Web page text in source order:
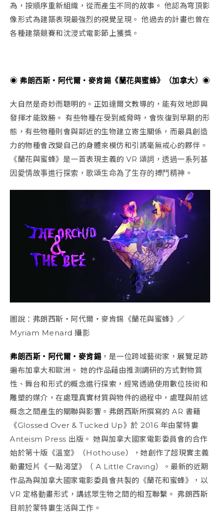
為，按順序重新組織，從而產生不同的故事。 他認為穹頂影
像形式為建築表現最強烈的視覺呈現。 他過去的計畫也曾在
各種建築競賽和沈浸式電影節上獲獎。
◉ 弗朗西斯・阿代爾・麥肯錫《蘭花與蜜蜂》（加拿大）◉
大自然是奇妙而聰明的。正如達爾文教導的，能有效地即興
發揮才能致勝。 有些物種在受到威脅時，會恢復到早期的形
態，有些物種則會與鄰近的生物建立寄生關係，而最具創造
力的物種會改變自己的身體來模仿和引誘毫無戒心的夥伴。
《蘭花與蜜蜂》是一首表現主義的 VR 頌詞，透過一系列基
因愛情故事進行探索，歌頌生命為了生存的搏鬥精神。
圖說：弗朗西斯・阿代爾・麥肯錫《蘭花與蜜蜂》／
Myriam Menard 攝影
弗朗西斯・阿代爾・麥肯錫 ，是一位跨域藝術家，展覽足跡
遍布加拿大和歐洲。 她的作品藉由推測調研的方式對物質
性、舞台和形式的概念進行探索，經常透過使用數位技術和
雕塑的媒介，在處理真實材質與物件的過程中，處理與前述
概念之間產生的關聯與影響。弗朗西斯所撰寫的 AR 書籍
《Glossed Over & Tucked Up》於 2016 年由蒙特婁
Anteism Press 出版。 她與加拿大國家電影委員會的合作
始於第十版《溫室》（Hothouse），她創作了超現實主義
動畫短片《一點渴望》（ A Little Craving）。最新的近期
作品為與加拿大國家電影委員會共製的《蘭花和蜜蜂》，以
VR 定格動畫形式，講述眾生物之間的相互聯繫。 弗朗西斯
目前於蒙特婁生活與工作。